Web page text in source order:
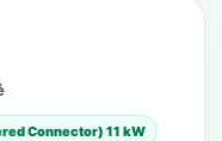
Connector) 11 kW